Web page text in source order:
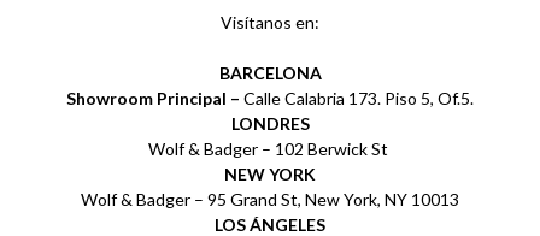
Visítanos en:
BARCELONA
Showroom Principal – Calle Calabria 173. Piso 5, Of.5.
LONDRES
Wolf & Badger – 102 Berwick St
NEW YORK
Wolf & Badger – 95 Grand St, New York, NY 10013
LOS ÁNGELES